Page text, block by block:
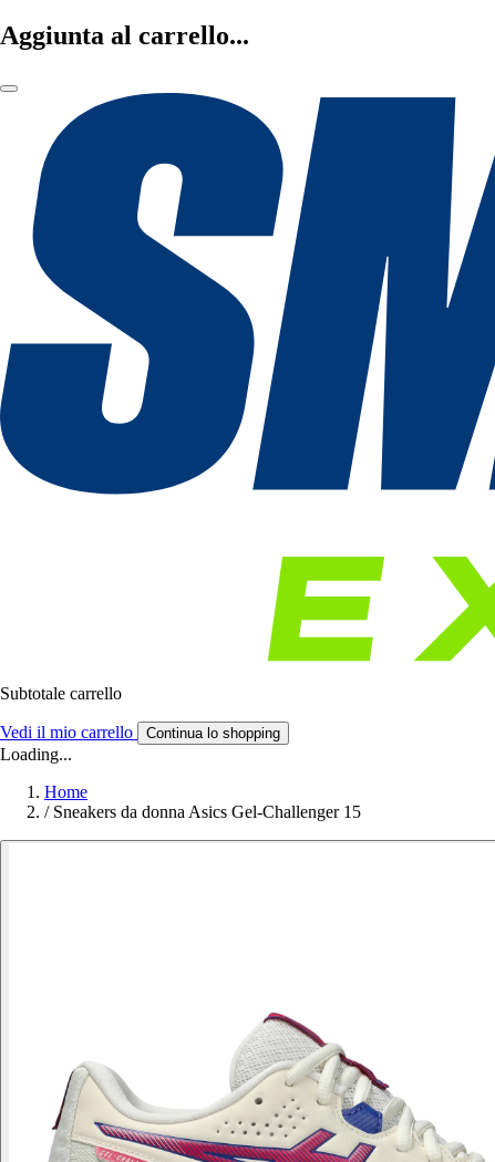
Aggiunta al carrello...
Subtotale carrello
Vedi il mio carrello Continua lo shopping
Loading...
Home
/ Sneakers da donna Asics Gel-Challenger 15